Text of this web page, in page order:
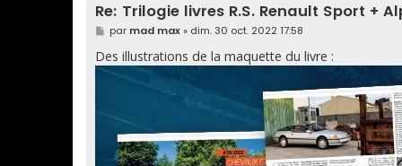
Re: Trilogie livres R.S. Renault Sport +
M
e
s
s
a
par mad max» dim. 30 oct. 2022 17:58
Des illustrations de la maquette du livre :